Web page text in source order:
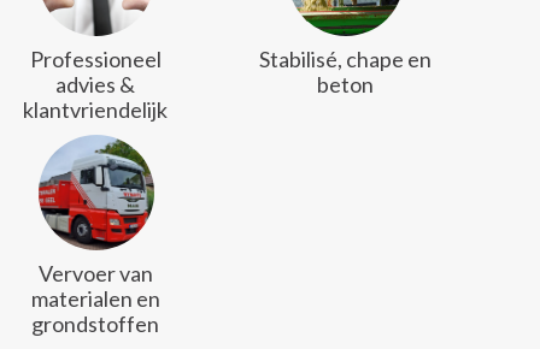
Professioneel
advies &
klantvriendelijk
Stabilisé, chape en
beton
Vervoer van
materialen en
grondstoffen